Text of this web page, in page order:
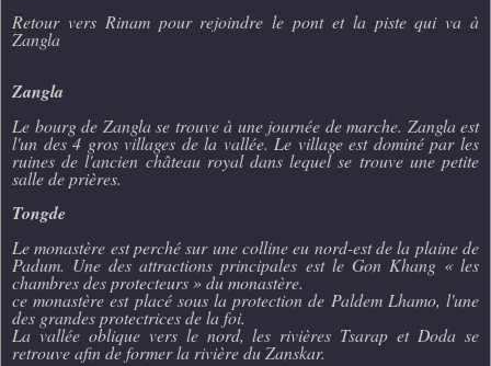
Retour vers Rinam pour rejoindre le pont et la piste qui va à
Zangla
Zangla
Le bourg de Zangla se trouve à une journée de marche. Zangla est
l'un des 4 gros villages de la vallée. Le village est dominé par les
ruines de l'ancien château royal dans lequel se trouve une petite
salle de prières.
Tongde
Le monastère est perché sur une colline eu nord-est de la plaine de
Padum. Une des attractions principales est le Gon Khang « les
chambres des protecteurs » du monastère.
ce monastère est placé sous la protection de Paldem Lhamo, l'une
des grandes protectrices de la foi.
La vallée oblique vers le nord, les rivières Tsarap et Doda se
retrouve afin de former la rivière du Zanskar.